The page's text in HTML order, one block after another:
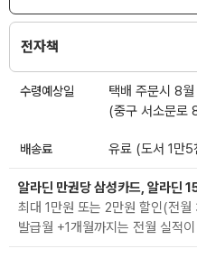
전자책
수령예상일
택배 주문시 8월
(중구 서소문로
배송료 유료 (도서 1만5
알라딘 만권당 삼성카드, 알라딘
최대 1만원 또는 2만원 할인(전
발급월 +1개월까지는 전월 실적